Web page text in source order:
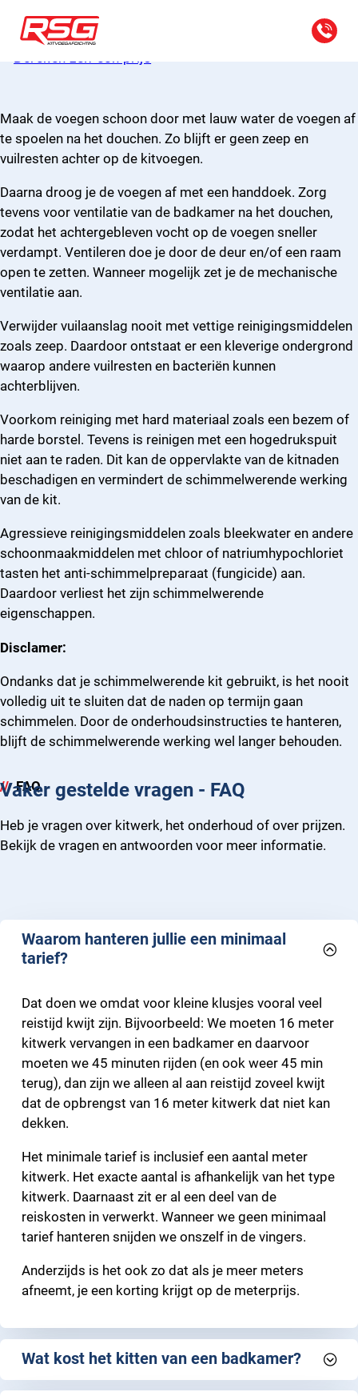
FAQ
Hoe houd ik de kitnaden schoon?
Bereken zelf een prijs
Maak de voegen schoon door met lauw water de voegen af
te spoelen na het douchen. Zo blijft er geen zeep en
vuilresten achter op de kitvoegen.
Daarna droog je de voegen af met een handdoek. Zorg
tevens voor ventilatie van de badkamer na het douchen,
zodat het achtergebleven vocht op de voegen sneller
verdampt. Ventileren doe je door de deur en/of een raam
open te zetten. Wanneer mogelijk zet je de mechanische
ventilatie aan.
Verwijder vuilaanslag nooit met vettige reinigingsmiddelen
zoals zeep. Daardoor ontstaat er een kleverige ondergrond
waarop andere vuilresten en bacteriën kunnen
achterblijven.
Voorkom reiniging met hard materiaal zoals een bezem of
harde borstel. Tevens is reinigen met een hogedrukspuit
niet aan te raden. Dit kan de oppervlakte van de kitnaden
beschadigen en vermindert de schimmelwerende werking
van de kit.
Agressieve reinigingsmiddelen zoals bleekwater en andere
schoonmaakmiddelen met chloor of natriumhypochloriet
tasten het anti-schimmelpreparaat (fungicide) aan.
Daardoor verliest het zijn schimmelwerende
eigenschappen.
Disclamer:
Ondanks dat je schimmelwerende kit gebruikt, is het nooit
volledig uit te sluiten dat de naden op termijn gaan
schimmelen. Door de onderhoudsinstructies te hanteren,
blijft de schimmelwerende werking wel langer behouden.
FAQ
Vaker gestelde vragen - FAQ
Heb je vragen over kitwerk, het onderhoud of over prijzen.
Bekijk de vragen en antwoorden voor meer informatie.
Waarom hanteren jullie een minimaal
tarief?
Dat doen we omdat voor kleine klusjes vooral veel
reistijd kwijt zijn. Bijvoorbeeld: We moeten 16 meter
kitwerk vervangen in een badkamer en daarvoor
moeten we 45 minuten rijden (en ook weer 45 min
terug), dan zijn we alleen al aan reistijd zoveel kwijt
dat de opbrengst van 16 meter kitwerk dat niet kan
dekken.
Het minimale tarief is inclusief een aantal meter
kitwerk. Het exacte aantal is afhankelijk van het type
kitwerk. Daarnaast zit er al een deel van de
reiskosten in verwerkt. Wanneer we geen minimaal
tarief hanteren snijden we onszelf in de vingers.
Anderzijds is het ook zo dat als je meer meters
afneemt, je een korting krijgt op de meterprijs.
Wat kost het kitten van een badkamer?